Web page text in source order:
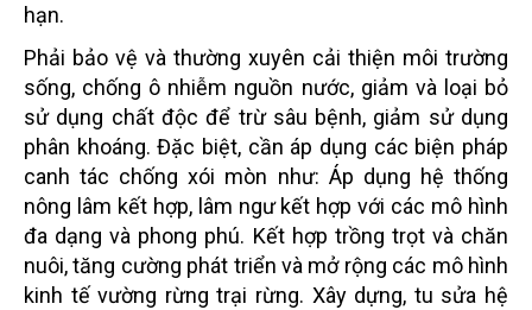
hạn.
Phải bảo vệ và thường xuyên cải thiện môi trường
sống, chống ô nhiễm nguồn nước, giảm và loại bỏ
sử dụng chất độc để trừ sâu bệnh, giảm sử dụng
phân khoáng. Đặc biệt, cần áp dụng các biện pháp
canh tác chống xói mòn như: Áp dụng hệ thống
nông lâm kết hợp, lâm ngư kết hợp với các mô hình
đa dạng và phong phú. Kết hợp trồng trọt và chăn
nuôi, tăng cường phát triển và mở rộng các mô hình
kinh tế vường rừng trại rừng. Xây dựng, tu sửa hệ